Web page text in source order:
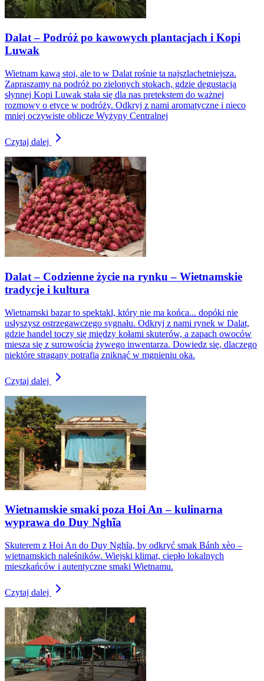
Dalat – Podróż po kawowych plantacjach i Kopi
Luwak
Wietnam kawą stoi, ale to w Dalat rośnie ta najszlachetniejsza.
Zapraszamy na podróż po zielonych stokach, gdzie degustacja
słynnej Kopi Luwak stała się dla nas pretekstem do ważnej
rozmowy o etyce w podróży. Odkryj z nami aromatyczne i nieco
mniej oczywiste oblicze Wyżyny Centralnej
Czytaj dalej
Dalat – Codzienne życie na rynku – Wietnamskie
tradycje i kultura
Wietnamski bazar to spektakl, który nie ma końca... dopóki nie
usłyszysz ostrzegawczego sygnału. Odkryj z nami rynek w Dalat,
gdzie handel toczy się między kołami skuterów, a zapach owoców
miesza się z surowością żywego inwentarza. Dowiedz się, dlaczego
niektóre stragany potrafią zniknąć w mgnieniu oka.
Czytaj dalej
Wietnamskie smaki poza Hoi An – kulinarna
wyprawa do Duy Nghĩa
Skuterem z Hoi An do Duy Nghĩa, by odkryć smak Bánh xèo –
wietnamskich naleśników. Wiejski klimat, ciepło lokalnych
mieszkańców i autentyczne smaki Wietnamu.
Czytaj dalej